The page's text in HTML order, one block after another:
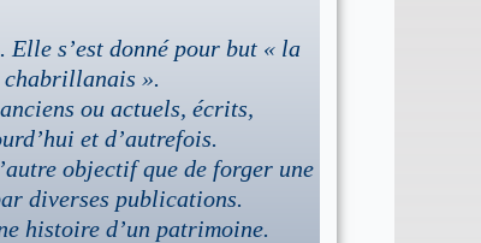
Elle s’est donné pour but « la
chabrillanais ».
ou actuels, écrits,
et d’autrefois.
objectif que de forger une
diverses publications.
histoire d’un patrimoine.